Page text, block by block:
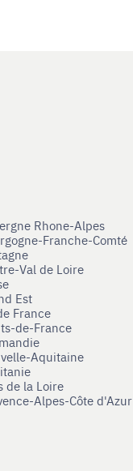
Rhone-Alpes
Franche-Comté
Val de Loire
Est
France
de-France
Aquitaine
de la Loire
Alpes-Côte d'Azur